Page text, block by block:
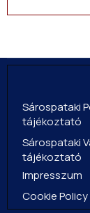
Sárospataki
tájékoztató
Sárospataki
tájékoztató
Impresszum
Cookie Policy